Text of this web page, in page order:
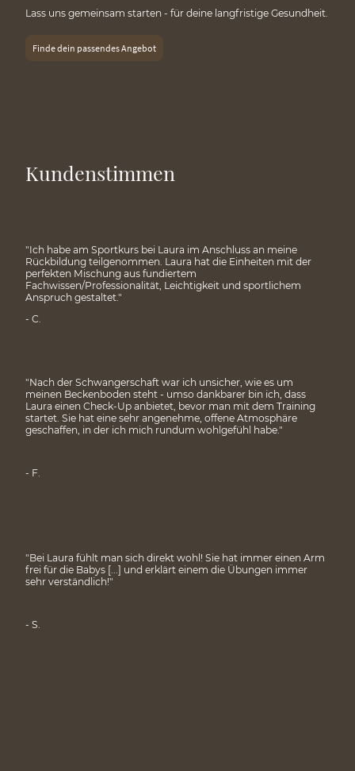
Lass uns gemeinsam starten - für deine langfristige Gesundheit.
Finde dein passendes Angebot
Kundenstimmen
"Ich habe am Sportkurs bei Laura im Anschluss an meine
Rückbildung teilgenommen. Laura hat die Einheiten mit der
perfekten Mischung aus fundiertem
Fachwissen/Professionalität, Leichtigkeit und sportlichem
Anspruch gestaltet."
- C.
"Nach der Schwangerschaft war ich unsicher, wie es um
meinen Beckenboden steht - umso dankbarer bin ich, dass
Laura einen Check-Up anbietet, bevor man mit dem Training
startet. Sie hat eine sehr angenehme, offene Atmosphäre
geschaffen, in der ich mich rundum wohlgefühl habe."
- F.
"Bei Laura fühlt man sich direkt wohl! Sie hat immer einen Arm
frei für die Babys [...] und erklärt einem die Übungen immer
sehr verständlich!"
- S.